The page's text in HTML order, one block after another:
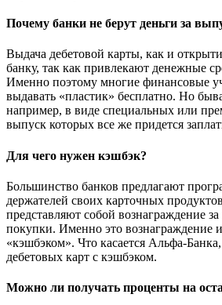
Почему банки не берут деньги за
Выдача дебетовой карты, как и
банку, так как привлекают денежные
Именно поэтому многие финансовые
выдавать «пластик» бесплатно. Но
например, в виде специальных или
выпуск которых все же придется
Для чего нужен кэшбэк?
Большинство банков предлагают
держателей своих карточных
представляют собой вознаграждение
покупки. Именно это вознаграждение
«кэшбэком». Что касается Альфа-
дебетовых карт с кэшбэком.
Можно ли получать проценты на